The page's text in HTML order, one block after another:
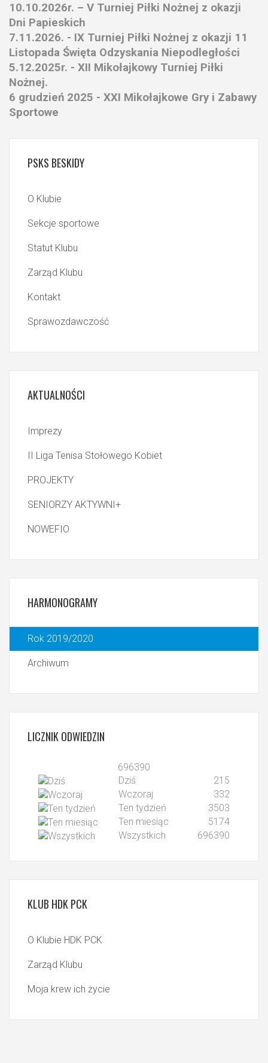
10.10.2026r. – V Turniej Piłki Nożnej z okazji
Dni Papieskich
7.11.2026. - IX Turniej Piłki Nożnej z okazji 11
Listopada Święta Odzyskania Niepodległości
5.12.2025r. - XII Mikołajkowy Turniej Piłki
Nożnej.
6 grudzień 2025 - XXI Mikołajkowe Gry i Zabawy
Sportowe
PSKS BESKIDY
O Klubie
Sekcje sportowe
Statut Klubu
Zarząd Klubu
Kontakt
Sprawozdawczość
AKTUALNOŚCI
Imprezy
II Liga Tenisa Stołowego Kobiet
PROJEKTY
SENIORZY AKTYWNI+
NOWEFIO
HARMONOGRAMY
Rok 2019/2020
Archiwum
LICZNIK ODWIEDZIN
696390
Dziś
215
Wczoraj
332
Ten tydzień
3503
Ten miesiąc
5174
Wszystkich
696390
KLUB HDK PCK
O Klubie HDK PCK
Zarząd Klubu
Moja krew ich życie